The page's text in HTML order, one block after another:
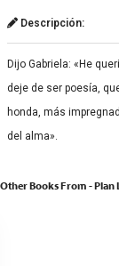
Descripción:
Dijo Gabriela: «He
deje de ser poesía,
honda, más
del alma».
Other Books From - Plan